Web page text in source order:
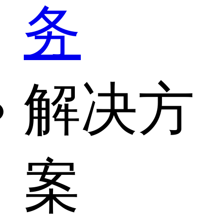
务
解决方
案